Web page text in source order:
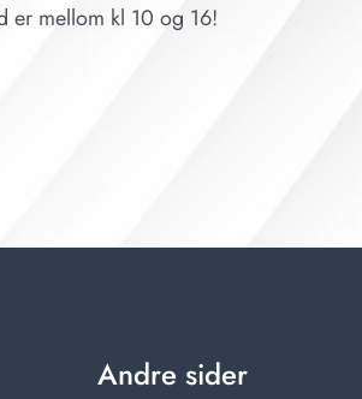
er mellom kl 10 og 16!
Andre sider